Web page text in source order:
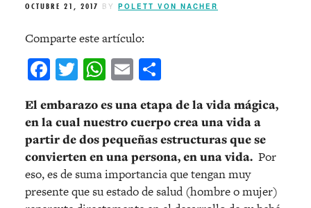
OCTUBRE 21, 2017 BY POLETT VON NACHER
Comparte este artículo:
Facebook
Twitter
WhatsApp
Email
El embarazo es una etapa de la vida mágica,
en la cual nuestro cuerpo crea una vida a
partir de dos pequeñas estructuras que se
convierten en una persona, en una vida. Por
eso, es de suma importancia que tengan muy
presente que su estado de salud (hombre o mujer)